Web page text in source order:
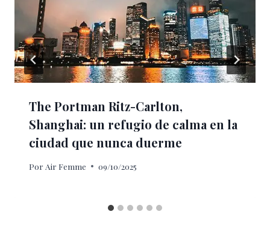
The Portman Ritz-Carlton,
Shanghai: un refugio de calma en la
ciudad que nunca duerme
Por Air Femme 09/10/2025